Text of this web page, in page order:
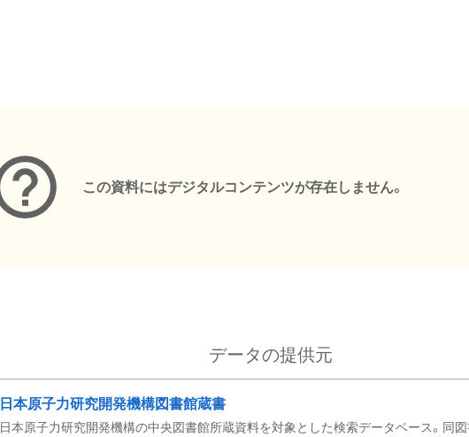
この資料にはデジタルコンテンツが存在しません。
データの提供元
日本原子力研究開発機構図書館蔵書
日本原子力研究開発機構の中央図書館所蔵資料を対象とした検索データベース。同